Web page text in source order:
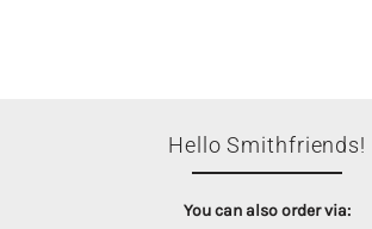
Hello Smithfriends!
You can also order via: